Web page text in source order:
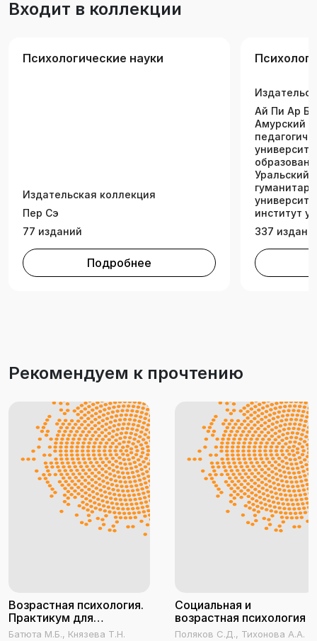
области формирования человека как субъекта
Входит в коллекции
Психологические науки
Издательская коллекция
Пер Сэ
77 изданий
Подробнее
Ай Пи Ар
Амурский
Уральский
институт
337
Рекомендуем к прочтению
Возрастная психология.
Практикум для
студентов
Батюта М.Б., Князева Т.Н.
Социальная и
возрастная психология
Поляков С.Д., Тихонова А.А.